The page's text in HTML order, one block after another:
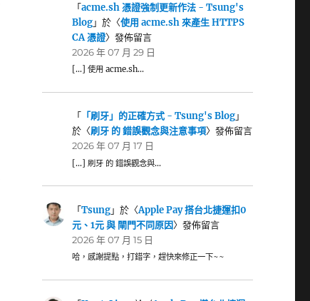
「acme.sh 憑證強制更新作法 - Tsung's
Blog」於〈使用 acme.sh 來產生 HTTPS
CA 憑證〉發佈留言
2026 年 07 月 29 日
[…] 使用 acme.sh…
「 「刷牙」的正確方式 - Tsung's Blog」
於〈刷牙 的 錯誤觀念與注意事項〉發佈留言
2026 年 07 月 17 日
[…] 刷牙 的 錯誤觀念與…
「Tsung」於〈Apple Pay 搭台北捷運扣0
元、1元 與 閘門不同原因〉發佈留言
2026 年 07 月 15 日
哈，感謝提點，打錯字，趕快來修正一下~~